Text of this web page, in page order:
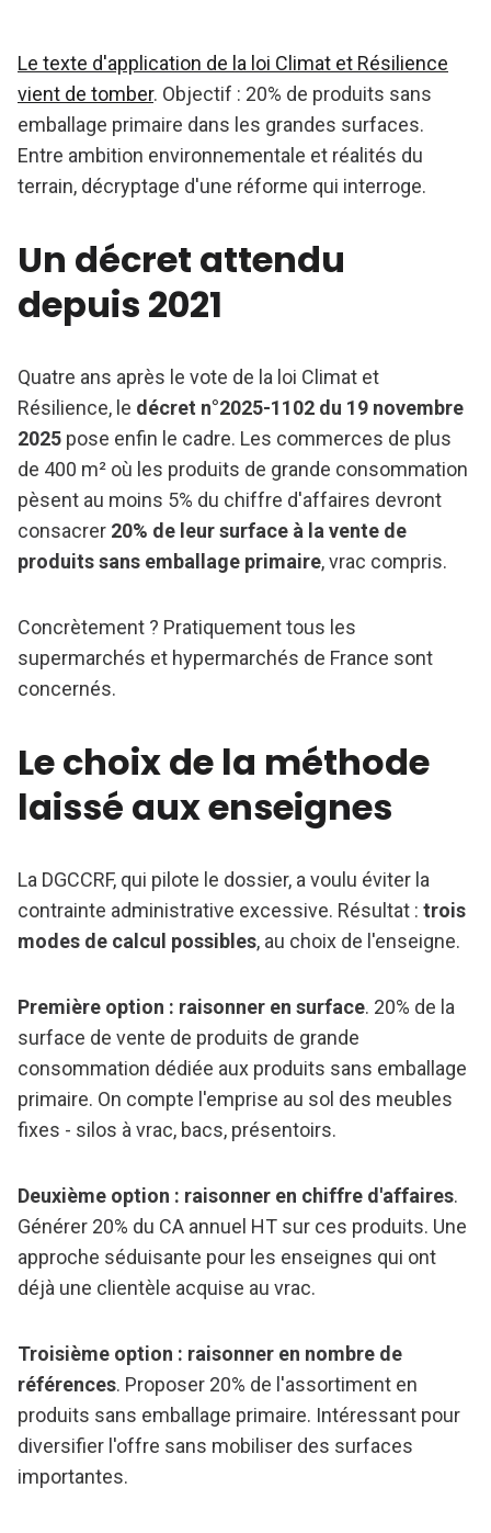
Le texte d'application de la loi Climat et Résilience
vient de tomber. Objectif : 20% de produits sans
emballage primaire dans les grandes surfaces.
Entre ambition environnementale et réalités du
terrain, décryptage d'une réforme qui interroge.
Un décret attendu
depuis 2021
Quatre ans après le vote de la loi Climat et
Résilience, le décret n°2025-1102 du 19 novembre
2025 pose enfin le cadre. Les commerces de plus
de 400 m² où les produits de grande consommation
pèsent au moins 5% du chiffre d'affaires devront
consacrer 20% de leur surface à la vente de
produits sans emballage primaire, vrac compris.
Concrètement ? Pratiquement tous les
supermarchés et hypermarchés de France sont
concernés.
Le choix de la méthode
laissé aux enseignes
La DGCCRF, qui pilote le dossier, a voulu éviter la
contrainte administrative excessive. Résultat : trois
modes de calcul possibles, au choix de l'enseigne.
Première option : raisonner en surface. 20% de la
surface de vente de produits de grande
consommation dédiée aux produits sans emballage
primaire. On compte l'emprise au sol des meubles
fixes - silos à vrac, bacs, présentoirs.
Deuxième option : raisonner en chiffre d'affaires.
Générer 20% du CA annuel HT sur ces produits. Une
approche séduisante pour les enseignes qui ont
déjà une clientèle acquise au vrac.
Troisième option : raisonner en nombre de
références. Proposer 20% de l'assortiment en
produits sans emballage primaire. Intéressant pour
diversifier l'offre sans mobiliser des surfaces
importantes.